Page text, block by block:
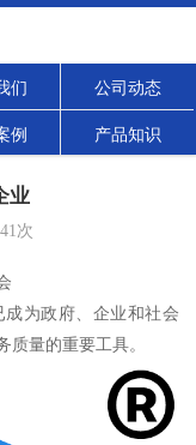
们 公司动态
例 产品知识
业
次
为政府、企业和社会
量的重要工具。